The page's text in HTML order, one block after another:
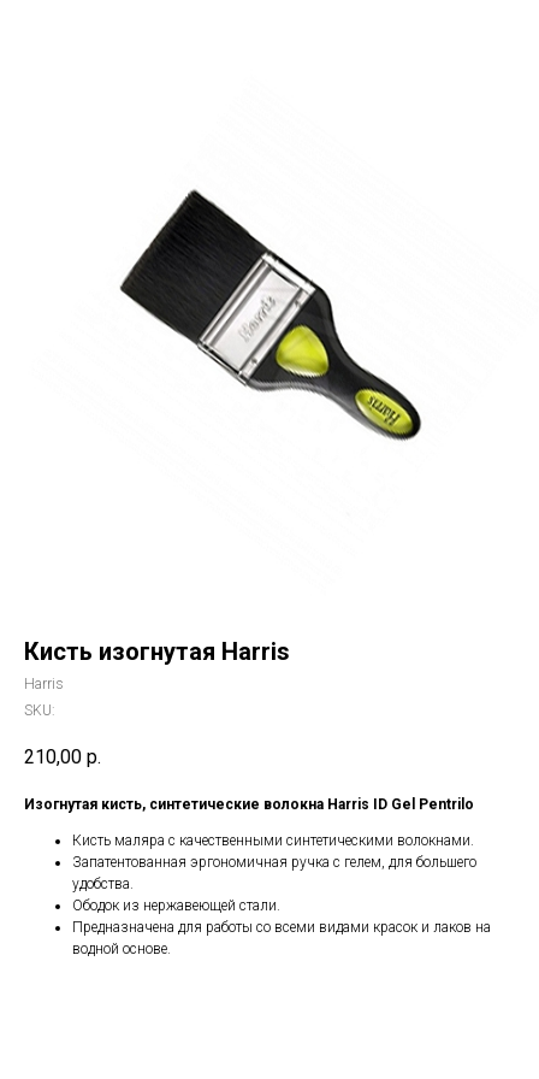
Кисть изогнутая Harris
Harris
SKU:
210,00 р.
Изогнутая кисть, синтетические волокна Harris ID Gel Pentrilo
Кисть маляра с качественными синтетическими волокнами.
Запатентованная эргономичная ручка с гелем, для большего
удобства.
Ободок из нержавеющей стали.
Предназначена для работы со всеми видами красок и лаков на
водной основе.